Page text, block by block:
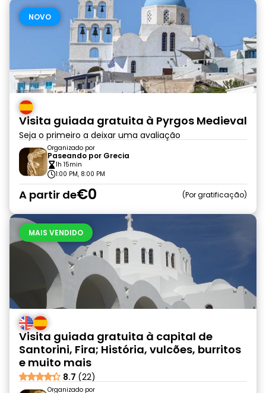
NOVO
Visita guiada gratuita à Pyrgos Medieval
Seja o primeiro a deixar uma avaliação
Organizado por
Paseando por Grecia
1h 15min
1:00 PM, 8:00 PM
A partir de€0 Por gratificação
MAIS VENDIDO
Visita guiada gratuita à capital de
Santorini, Fira; História, vulcões, burritos
e muito mais
8.7 (22)
Organizado por